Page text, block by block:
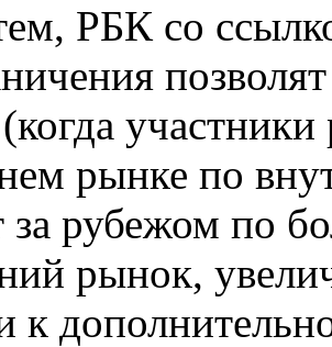
РБК со
рынке по
рубежом по
рынок,
к